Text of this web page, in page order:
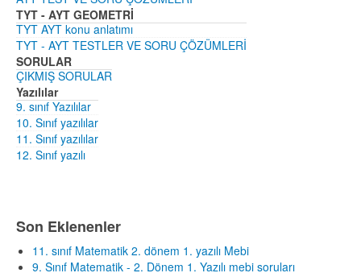
TYT - AYT GEOMETRİ
TYT AYT konu anlatımı
TYT - AYT TESTLER VE SORU ÇÖZÜMLERİ
SORULAR
ÇIKMIŞ SORULAR
Yazılılar
9. sınıf Yazılılar
10. Sınıf yazılılar
11. Sınıf yazılılar
12. Sınıf yazılı
Son Eklenenler
11. sınıf Matematik 2. dönem 1. yazılı Mebi
9. Sınıf Matematik - 2. Dönem 1. Yazılı mebi soruları